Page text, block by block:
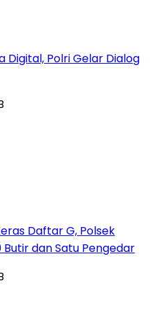
Digital, Polri Gelar Dialog
Daftar G, Polsek
dan Satu Pengedar